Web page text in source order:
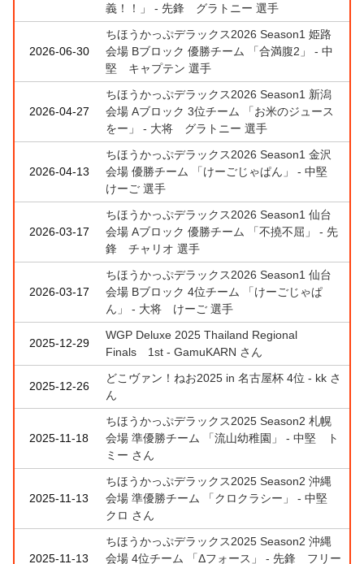
義！！」 - 先鋒 グラトニー 選手
2026-06-30
ちほうかっぷデラックス2026 Season1 姫路
会場 Bブロック 優勝チーム 「合満腹2」 - 中
堅 キャプテン 選手
2026-04-27
ちほうかっぷデラックス2026 Season1 新潟
会場 Aブロック 3位チーム 「お米のジュース
をー」 - 大将 グラトニー 選手
2026-04-13
ちほうかっぷデラックス2026 Season1 金沢
会場 優勝チーム 「けーごじゃぱん」 - 中堅
けーご 選手
2026-03-17
ちほうかっぷデラックス2026 Season1 仙台
会場 Aブロック 優勝チーム 「不撓不屈」 - 先
鋒 チャリオ 選手
2026-03-17
ちほうかっぷデラックス2026 Season1 仙台
会場 Bブロック 4位チーム 「けーごじゃぱ
ん」 - 大将 けーご 選手
2025-12-29
WGP Deluxe 2025 Thailand Regional
Finals 1st - GamuKARN さん
2025-12-26
どこヴァン！ねお2025 in 名古屋杯 4位 - kk さ
ん
2025-11-18
ちほうかっぷデラックス2025 Season2 札幌
会場 準優勝チーム 「流山幼稚園」 - 中堅 ト
ミー さん
2025-11-13
ちほうかっぷデラックス2025 Season2 沖縄
会場 準優勝チーム 「クロクラシー」 - 中堅
クロ さん
2025-11-13
ちほうかっぷデラックス2025 Season2 沖縄
会場 4位チーム 「Δフォース」 - 先鋒 フリー